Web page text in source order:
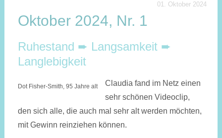
01. Oktober 2024
Oktober 2024, Nr. 1
Ruhestand ➨ Langsamkeit ➨
Langlebigkeit
Dot Fisher-Smith, 95 Jahre alt
Claudia fand im Netz einen
sehr schönen Videoclip,
den sich alle, die auch mal sehr alt werden möchten,
mit Gewinn reinziehen können.